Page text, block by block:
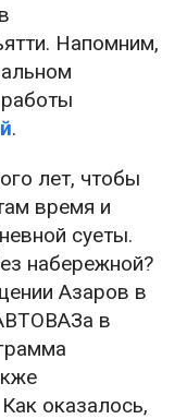
Напомним,
.
лет, чтобы
время и
суеты.
набережной?
Азаров в
в
оказалось,